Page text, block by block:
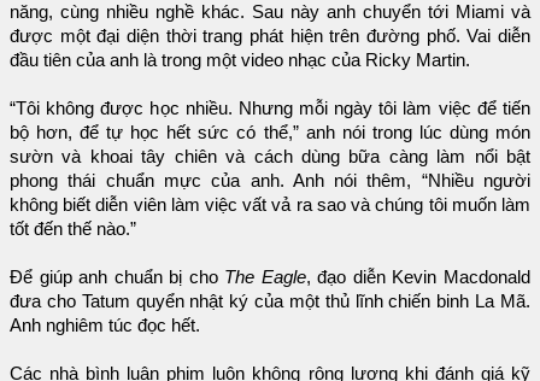
năng, cùng nhiều nghề khác. Sau này anh chuyển tới Miami và
được một đại diện thời trang phát hiện trên đường phố. Vai diễn
đầu tiên của anh là trong một video nhạc của Ricky Martin.
“Tôi không được học nhiều. Nhưng mỗi ngày tôi làm việc để tiến
bộ hơn, để tự học hết sức có thể,” anh nói trong lúc dùng món
sườn và khoai tây chiên và cách dùng bữa càng làm nổi bật
phong thái chuẩn mực của anh. Anh nói thêm, “Nhiều người
không biết diễn viên làm việc vất vả ra sao và chúng tôi muốn làm
tốt đến thế nào.”
Để giúp anh chuẩn bị cho The Eagle, đạo diễn Kevin Macdonald
đưa cho Tatum quyển nhật ký của một thủ lĩnh chiến binh La Mã.
Anh nghiêm túc đọc hết.
Các nhà bình luận phim luôn không rộng lượng khi đánh giá kỹ